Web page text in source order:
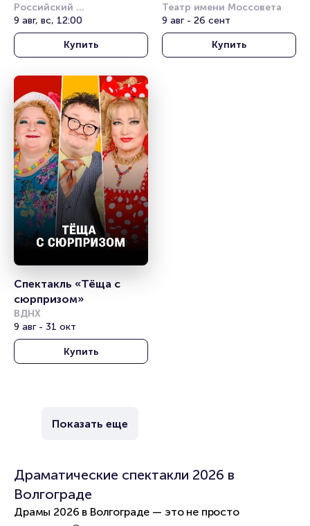
Российский
академический
молодёжный театр (РАМТ)
9 авг, вс, 12:00
Купить
музыканты»
Театр имени Моссовета
9 авг - 26 сент
Купить
Спектакль «Тёща с
сюрпризом»
ВДНХ
9 авг - 31 окт
Купить
Показать еще
Драматические спектакли 2026 в
Волгограде
Драмы 2026 в Волгограде — это не просто